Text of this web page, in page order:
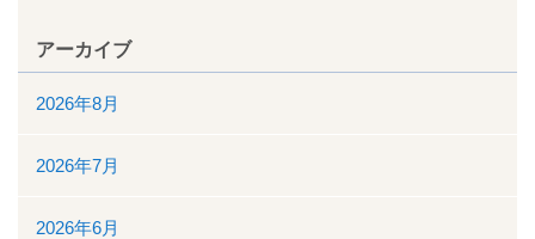
看護部
検査部
薬剤部
放射線科部
アーカイブ
2026年8月
2026年7月
2026年6月